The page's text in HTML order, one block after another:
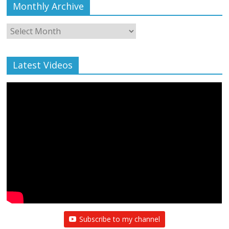
Monthly Archive
Monthly
Archive
Latest Videos
Subscribe to my channel